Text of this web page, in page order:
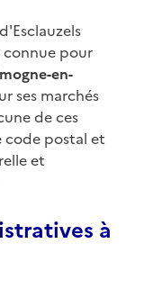
pour
en-
ses marchés
de ces
code postal et
et
à